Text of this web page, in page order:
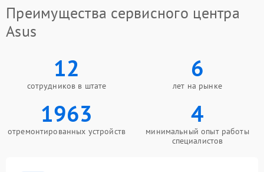
Преимущества сервисного центра
Asus
12
сотрудников в штате
6
лет на рынке
1963
отремонтированных устройств
4
минимальный опыт работы
специалистов